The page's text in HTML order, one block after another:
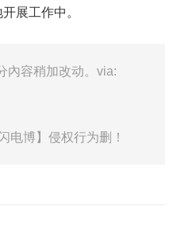
展工作中。
內容稍加改动。via:
电博】侵权行为删！